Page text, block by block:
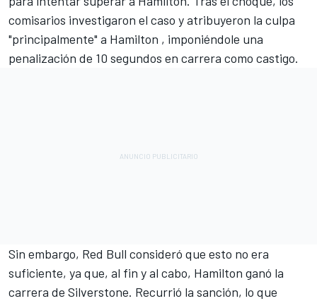
comisarios investigaron el caso y atribuyeron la culpa
"principalmente" a Hamilton , imponiéndole una
penalización de 10 segundos en carrera como castigo.
Sin embargo, Red Bull consideró que esto no era
suficiente, ya que, al fin y al cabo, Hamilton ganó la
carrera de Silverstone. Recurrió la sanción, lo que